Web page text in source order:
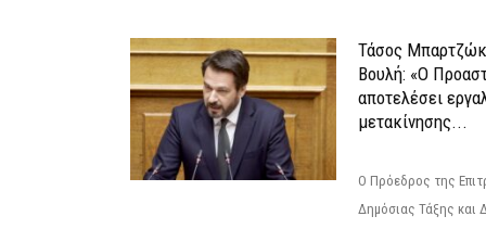
Τάσος
Βουλή: «Ο
αποτελέσει
μετακίνησης...
Ο Πρόεδρος της
Δημόσιας Τάξης και